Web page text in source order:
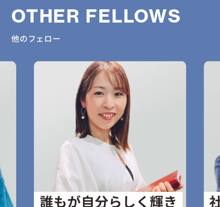
OTHER FELLOWS
他のフェロー
輝き
社会を照らす仕事が